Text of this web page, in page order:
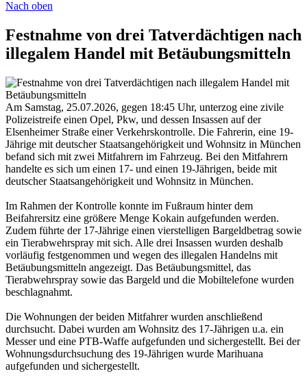
Nach oben
Festnahme von drei Tatverdächtigen nach
illegalem Handel mit Betäubungsmitteln
Am Samstag, 25.07.2026, gegen 18:45 Uhr, unterzog eine zivile
Polizeistreife einen Opel, Pkw, und dessen Insassen auf der
Elsenheimer Straße einer Verkehrskontrolle. Die Fahrerin, eine 19-
Jährige mit deutscher Staatsangehörigkeit und Wohnsitz in München
befand sich mit zwei Mitfahrern im Fahrzeug. Bei den Mitfahrern
handelte es sich um einen 17- und einen 19-Jährigen, beide mit
deutscher Staatsangehörigkeit und Wohnsitz in München.
Im Rahmen der Kontrolle konnte im Fußraum hinter dem
Beifahrersitz eine größere Menge Kokain aufgefunden werden.
Zudem führte der 17-Jährige einen vierstelligen Bargeldbetrag sowie
ein Tierabwehrspray mit sich. Alle drei Insassen wurden deshalb
vorläufig festgenommen und wegen des illegalen Handelns mit
Betäubungsmitteln angezeigt. Das Betäubungsmittel, das
Tierabwehrspray sowie das Bargeld und die Mobiltelefone wurden
beschlagnahmt.
Die Wohnungen der beiden Mitfahrer wurden anschließend
durchsucht. Dabei wurden am Wohnsitz des 17-Jährigen u.a. ein
Messer und eine PTB-Waffe aufgefunden und sichergestellt. Bei der
Wohnungsdurchsuchung des 19-Jährigen wurde Marihuana
aufgefunden und sichergestellt.